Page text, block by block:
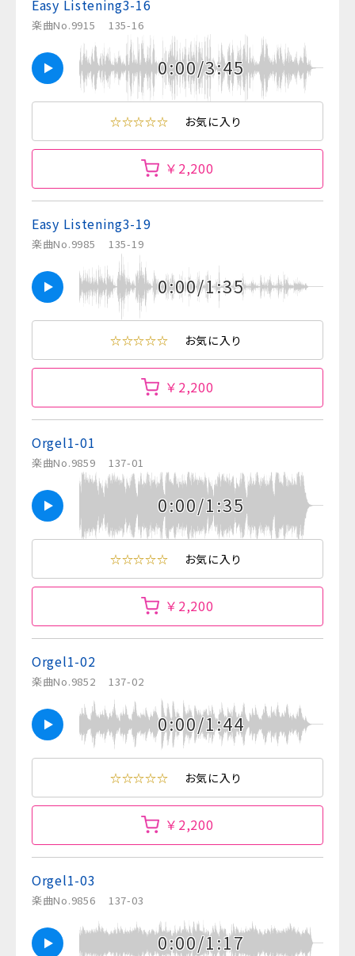
Easy Listening3-16
楽曲No.9915 135-16
0:00/3:45
☆☆☆☆☆ お気に入り
￥2,200
Easy Listening3-19
楽曲No.9985 135-19
0:00/1:35
☆☆☆☆☆ お気に入り
￥2,200
Orgel1-01
楽曲No.9859 137-01
0:00/1:35
☆☆☆☆☆ お気に入り
￥2,200
Orgel1-02
楽曲No.9852 137-02
0:00/1:44
☆☆☆☆☆ お気に入り
￥2,200
Orgel1-03
楽曲No.9856 137-03
0:00/1:17